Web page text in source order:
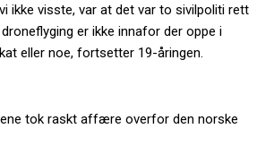
ikke visste, var at det var to sivilpoliti rett
er ikke innafor der oppe i
eller noe, fortsetter 19-åringen.
tok raskt affære overfor den norske